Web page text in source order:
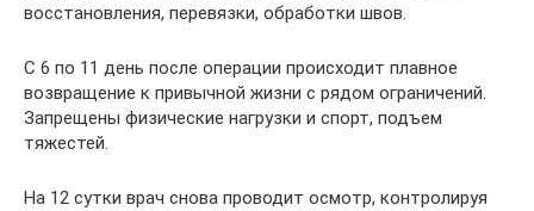
восстановления, перевязки, обработки швов.
С 6 по 11 день после операции происходит плавное
возвращение к привычной жизни с рядом ограничений.
Запрещены физические нагрузки и спорт, подъем
тяжестей.
На 12 сутки врач снова проводит осмотр, контролируя